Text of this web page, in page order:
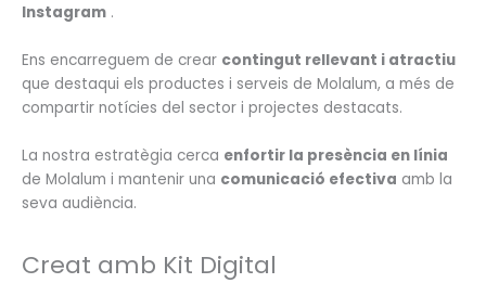
Instagram .
Ens encarreguem de crear contingut rellevant i atractiu
que destaqui els productes i serveis de Molalum, a més de
compartir notícies del sector i projectes destacats.
La nostra estratègia cerca enfortir la presència en línia
de Molalum i mantenir una comunicació efectiva amb la
seva audiència.
Creat amb Kit Digital